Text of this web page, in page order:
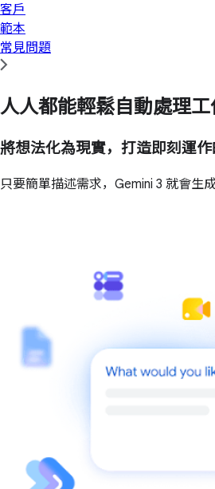
客戶
範本
常見問題
人人都能輕鬆自動處理工
將想法化為現實，打造即刻運
只要簡單描述需求，Gemini 3 就會生